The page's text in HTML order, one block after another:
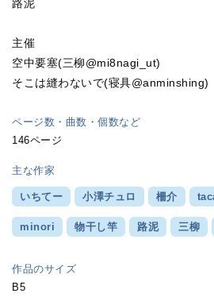
路泥
主催
空中要塞(三柳@mi8nagi_ut)
そこは縫わないで(寝具@anminshing)
ページ数・曲数・個数など
146ページ
主な作家
いちてー 小澤チュロ 柵介
minori 物干し竿 路泥 三柳
作品のサイズ
B5